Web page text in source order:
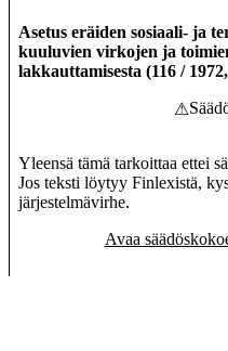
Asetus eräiden sosiaali- ja
kuuluvien virkojen ja
lakkauttamisesta (116 / 1972,
⚠
Yleensä tämä tarkoittaa ettei
Jos teksti löytyy Finlexistä,
järjestelmävirhe.
Avaa